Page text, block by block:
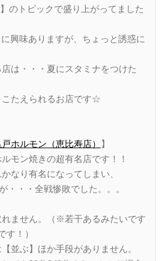
のトピックで盛り上がってました
興味ありますが、ちょっと誘惑に
は・・・夏にスタミナをつけた
たえられるお店です☆
ホルモン（恵比寿店）
】
モン焼きの超有名店です！！
なり有名になってしまい、
・・・全戦惨敗でした。。。
れません。（※若干あるみたいです
す！）
並ぶ】ほか手段がありません。